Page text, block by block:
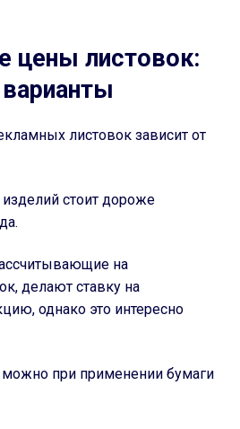
цены листовок:
листовок зависит от
стоит дороже
на
делают ставку на
однако это интересно
при применении бумаги